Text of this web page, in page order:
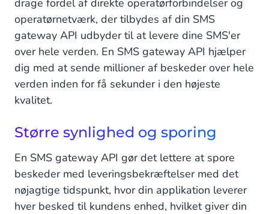
drage fordel af direkte operatørforbindelser og
operatørnetværk, der tilbydes af din SMS
gateway API udbyder til at levere dine SMS'er
over hele verden. En SMS gateway API hjælper
dig med at sende millioner af beskeder over hele
verden inden for få sekunder i den højeste
kvalitet.
Større synlighed og sporing
En SMS gateway API gør det lettere at spore
beskeder med leveringsbekræftelser med det
nøjagtige tidspunkt, hvor din applikation leverer
hver besked til kundens enhed, hvilket giver din